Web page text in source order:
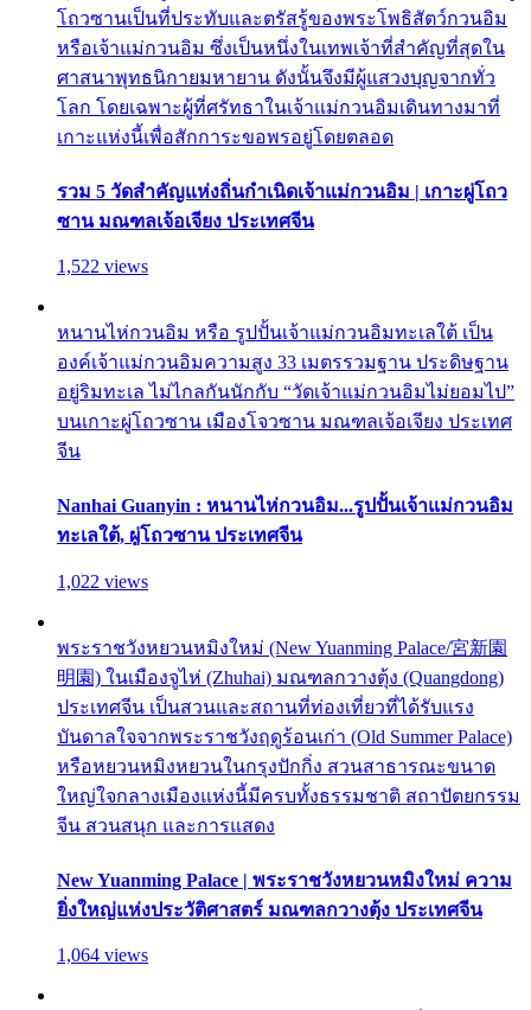
โถวซานเป็นที่ประทับและตรัสรู้ของพระโพธิสัตว์กวนอิม
หรือเจ้าแม่กวนอิม ซึ่งเป็นหนึ่งในเทพเจ้าที่สำคัญที่สุดใน
ศาสนาพุทธนิกายมหายาน ดังนั้นจึงมีผู้แสวงบุญจากทั่ว
โลก โดยเฉพาะผู้ที่ศรัทธาในเจ้าแม่กวนอิมเดินทางมาที่
เกาะแห่งนี้เพื่อสักการะขอพรอยู่โดยตลอด
รวม 5 วัดสำคัญแห่งถิ่นกำเนิดเจ้าแม่กวนอิม | เกาะผู่โถว
ซาน มณฑลเจ้อเจียง ประเทศจีน
1,522 views
หนานไห่กวนอิม หรือ รูปปั้นเจ้าแม่กวนอิมทะเลใต้ เป็น
องค์เจ้าแม่กวนอิมความสูง 33 เมตรรวมฐาน ประดิษฐาน
อยู่ริมทะเล ไม่ไกลกันนักกับ “วัดเจ้าแม่กวนอิมไม่ยอมไป”
บนเกาะผู่โถวซาน เมืองโจวซาน มณฑลเจ้อเจียง ประเทศ
จีน
Nanhai Guanyin : หนานไห่กวนอิม...รูปปั้นเจ้าแม่กวนอิม
ทะเลใต้, ผู่โถวซาน ประเทศจีน
1,022 views
พระราชวังหยวนหมิงใหม่ (New Yuanming Palace/宮新園
明園) ในเมืองจูไห่ (Zhuhai) มณฑลกวางตุ้ง (Quangdong)
ประเทศจีน เป็นสวนและสถานที่ท่องเที่ยวที่ได้รับแรง
บันดาลใจจากพระราชวังฤดูร้อนเก่า (Old Summer Palace)
หรือหยวนหมิงหยวนในกรุงปักกิ่ง สวนสาธารณะขนาด
ใหญ่ใจกลางเมืองแห่งนี้มีครบทั้งธรรมชาติ สถาปัตยกรรม
จีน สวนสนุก และการแสดง
New Yuanming Palace | พระราชวังหยวนหมิงใหม่ ความ
ยิ่งใหญ่แห่งประวัติศาสตร์ มณฑลกวางตุ้ง ประเทศจีน
1,064 views